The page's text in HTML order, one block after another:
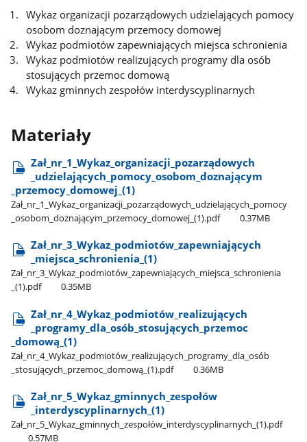
Wykaz organizacji pozarządowych udzielających pomocy
osobom doznającym przemocy domowej
Wykaz podmiotów zapewniających miejsca schronienia
Wykaz podmiotów realizujących programy dla osób
stosujących przemoc domową
Wykaz gminnych zespołów interdyscyplinarnych
Materiały
Zał​_nr​_1​_Wykaz​_organizacji​_pozarządowych​
_udzielających​_pomocy​_osobom​_doznającym​
_przemocy​_domowej​_(1)
Zał​_nr​_1​_Wykaz​_organizacji​_pozarządowych​_udzielających​_pomocy​
_osobom​_doznającym​_przemocy​_domowej​_(1).pdf
0.37MB
Zał​_nr​_3​_Wykaz​_podmiotów​_zapewniających​
_miejsca​_schronienia​_(1)
Zał​_nr​_3​_Wykaz​_podmiotów​_zapewniających​_miejsca​_schronienia​
_(1).pdf
0.35MB
Zał​_nr​_4​_Wykaz​_podmiotów​_realizujących​
_programy​_dla​_osób​_stosujących​_przemoc​
_domową​_(1)
Zał​_nr​_4​_Wykaz​_podmiotów​_realizujących​_programy​_dla​_osób​
_stosujących​_przemoc​_domową​_(1).pdf
0.36MB
Zał​_nr​_5​_Wykaz​_gminnych​_zespołów​
_interdyscyplinarnych​_(1)
Zał​_nr​_5​_Wykaz​_gminnych​_zespołów​_interdyscyplinarnych​_(1).pdf
0.57MB